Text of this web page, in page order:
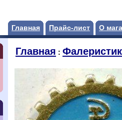
Главная Прайс-лист О
Главная :